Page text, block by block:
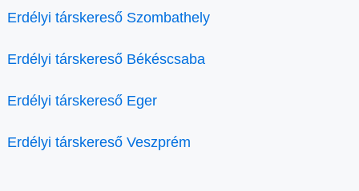
Erdélyi társkereső Szombathely
Erdélyi társkereső Békéscsaba
Erdélyi társkereső Eger
Erdélyi társkereső Veszprém